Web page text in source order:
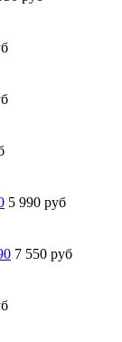
5 990 руб
7 550 руб